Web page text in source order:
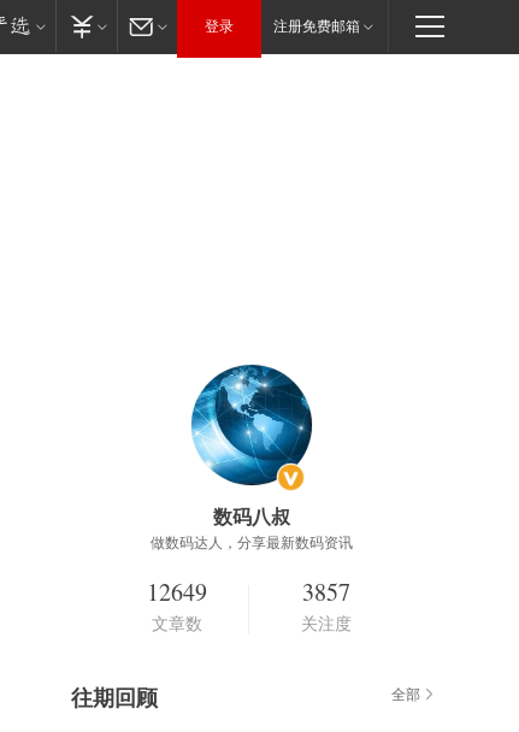
登录 注册免费邮箱
数码八叔
做数码达人，分享最新数码资讯
12649
文章数
3857
关注度
往期回顾 全部